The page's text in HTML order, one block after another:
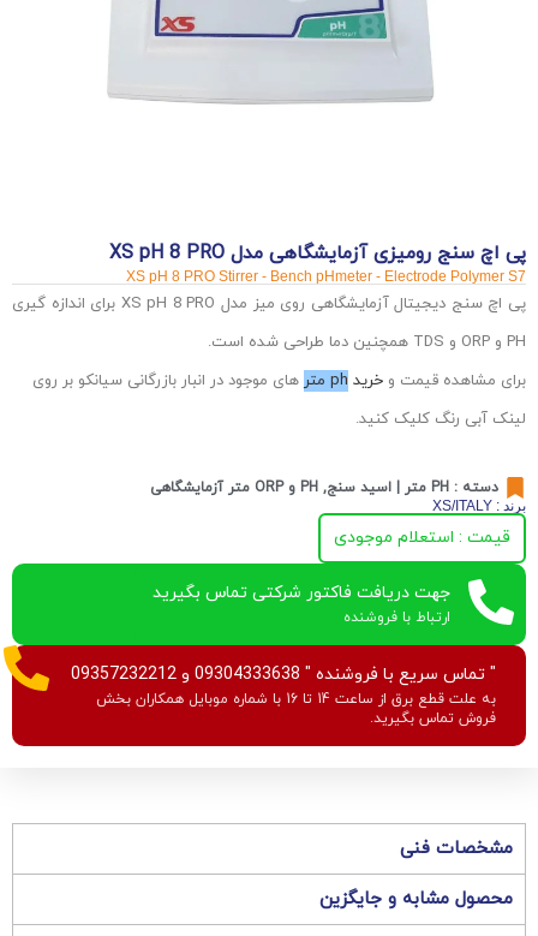
پی اچ سنج رومیزی آزمایشگاهی مدل XS pH 8 PRO
XS pH 8 PRO Stirrer - Bench pHmeter - Electrode Polymer S7
پی اچ سنج دیجیتال آزمایشگاهی روی میز مدل XS pH 8 PRO برای اندازه گیری
PH و ORP و TDS همچنین دما طراحی شده است.
برای مشاهده قیمت و خرید ph متر
های موجود در انبار بازرگانی سیانکو بر روی
لینک آبی رنگ کلیک کنید.
دسته : PH متر | اسید سنج , PH و ORP متر آزمایشگاهی
برند : XS/ITALY
قیمت : استعلام موجودی
جهت دریافت فاکتور شرکتی تماس بگیرید
ارتباط با فروشنده
" تماس سریع با فروشنده " 09304333638 و 09357232212
به علت قطع برق از ساعت 14 تا 16 با شماره موبایل همکاران بخش
فروش تماس بگیرید.
مشخصات فنی
محصول مشابه و جایگزین